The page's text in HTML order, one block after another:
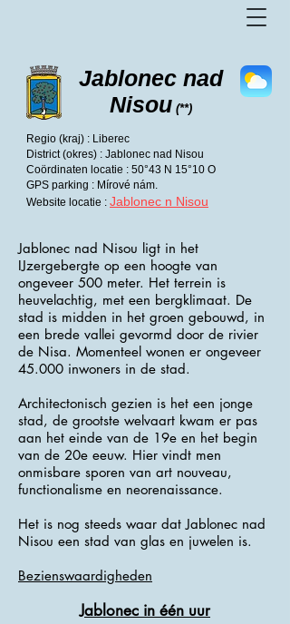
Jablonec nad
Nisou (**)
Regio (kraj) : Liberec
District (okres) : Jablonec nad Nisou
Coördinaten locatie : 50°43 N 15°10 O
GPS parking : Mírové nám.
Website locatie : Jablonec n Nisou
Jablonec nad Nisou ligt in het
IJzergebergte op een hoogte van
ongeveer 500 meter. Het terrein is
heuvelachtig, met een bergklimaat. De
stad is midden in het groen gebouwd, in
een brede vallei gevormd door de rivier
de Nisa. Momenteel wonen er ongeveer
45.000 inwoners in de stad.
Architectonisch gezien is het een jonge
stad, de grootste welvaart kwam er pas
aan het einde van de 19e en het begin
van de 20e eeuw. Hier vindt men
onmisbare sporen van art nouveau,
functionalisme en neorenaissance.
Het is nog steeds waar dat Jablonec nad
Nisou een stad van glas en juwelen is.
Bezienswaardigheden
Jablonec in één uur